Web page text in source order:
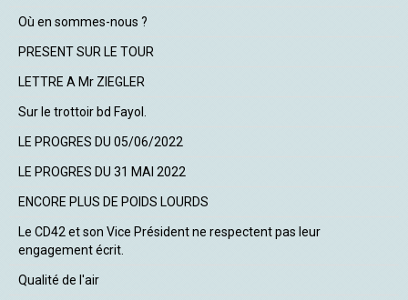
Où en sommes-nous ?
PRESENT SUR LE TOUR
LETTRE A Mr ZIEGLER
Sur le trottoir bd Fayol.
LE PROGRES DU 05/06/2022
LE PROGRES DU 31 MAI 2022
ENCORE PLUS DE POIDS LOURDS
Le CD42 et son Vice Président ne respectent pas leur
engagement écrit.
Qualité de l'air